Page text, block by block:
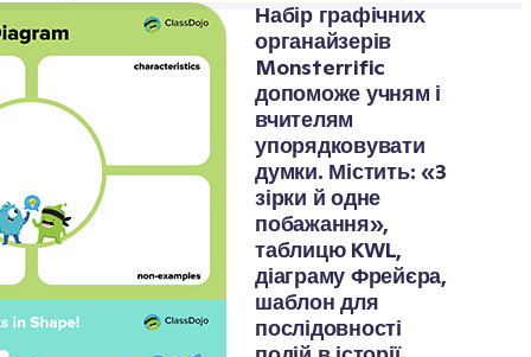
Набір графічних
органайзерів
Monsterrific
допоможе учням і
вчителям
упорядковувати
думки. Містить: «3
зірки й одне
побажання»,
таблицю KWL,
діаграму Фрейєра,
шаблон для
послідовності